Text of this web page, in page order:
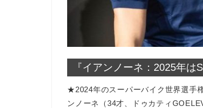
『イアンノーネ：2025年は
★2024年のスーパーバイク世界選手
ンノーネ（34才、ドゥカティ